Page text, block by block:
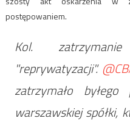
postępowaniem.
Kol.
"reprywatyzacji".
zatrzymało byłego
warszawskiej spółki,